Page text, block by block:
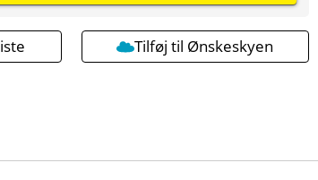
Tilføj til Ønskeskyen